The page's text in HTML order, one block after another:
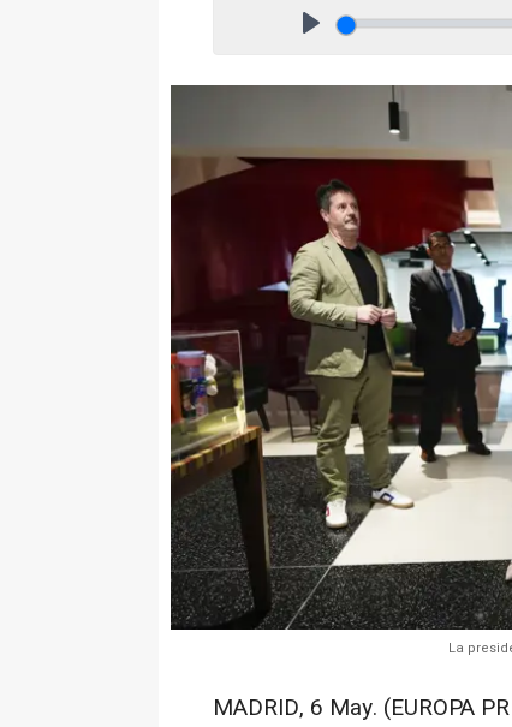
La
MADRID, 6 May. (EUROPA